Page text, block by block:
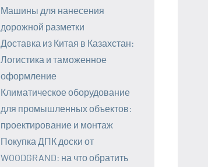
Машины для нанесения
дорожной разметки
Доставка из Китая в Казахстан:
Логистика и таможенное
оформление
Климатическое оборудование
для промышленных объектов:
проектирование и монтаж
Покупка ДПК доски от
WOODGRAND: на что обратить